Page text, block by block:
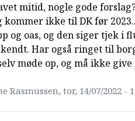
mitid, nogle gode
kommer ikke til DK før
og oas, og den siger tjek i
Har også ringet til
møde op, og må ikke
Rasmussen, tor, 14/07/2022 -